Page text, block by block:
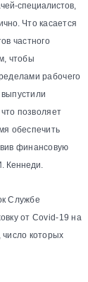
специалистов,
Что касается
частного
чтобы
рабочего
позволяет
обеспечить
финансовую
Кеннеди.
Службе
от Covid-19 на
которых